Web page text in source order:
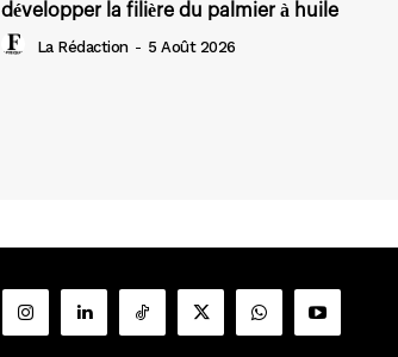
développer la filière du palmier à huile
La Rédaction - 5 Août 2026